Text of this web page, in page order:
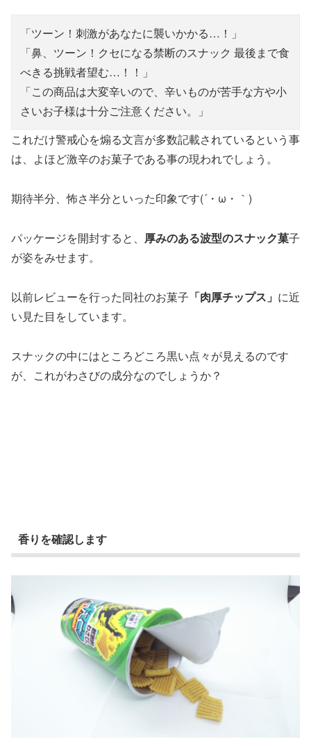
「ツーン！刺激があなたに襲いかかる…！」
「鼻、ツーン！クセになる禁断のスナック 最後まで食
べきる挑戦者望む…！！」
「この商品は大変辛いので、辛いものが苦手な方や小
さいお子様は十分ご注意ください。」
これだけ警戒心を煽る文言が多数記載されているという事
は、よほど激辛のお菓子である事の現われでしょう。
期待半分、怖さ半分といった印象です(´・ω・｀)
パッケージを開封すると、 厚みのある波型のスナック菓子
が姿をみせます。
以前レビューを行った同社のお菓子 「肉厚チップス」 に近
い見た目をしています。
スナックの中にはところどころ黒い点々が見えるのです
が、これがわさびの成分なのでしょうか？
香りを確認します